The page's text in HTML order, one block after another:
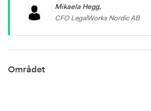
Mikaela Hegg,
CFO LegalWorks Nordic AB
Området